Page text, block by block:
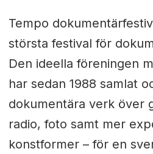
Tempo
största festival för
Den ideella föreningen
har sedan 1988 samlat
dokumentära verk över
radio, foto samt mer
konstformer – för en